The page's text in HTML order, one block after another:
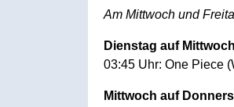
Am Mittwoch und
Dienstag auf Mittwoch
03:45 Uhr: One Piece
Mittwoch auf